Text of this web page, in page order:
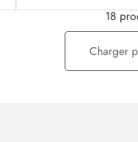
18
Charger